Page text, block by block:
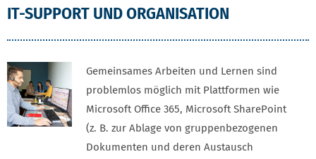
IT-SUPPORT UND ORGANISATION
Gemeinsames Arbeiten und Lernen sind
problemlos möglich mit Plattformen wie
Microsoft Office 365, Microsoft SharePoint
(z. B. zur Ablage von gruppenbezogenen
Dokumenten und deren Austausch